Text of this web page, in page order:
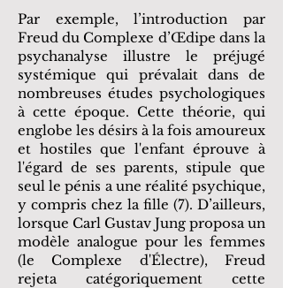
Par exemple, l’introduction par
Freud du Complexe d’Œdipe dans la
psychanalyse illustre le préjugé
systémique qui prévalait dans de
nombreuses études psychologiques
à cette époque. Cette théorie, qui
englobe les désirs à la fois amoureux
et hostiles que l'enfant éprouve à
l'égard de ses parents, stipule que
seul le pénis a une réalité psychique,
y compris chez la fille (7). D’ailleurs,
lorsque Carl Gustav Jung proposa un
modèle analogue pour les femmes
(le Complexe d'Électre), Freud
rejeta catégoriquement cette